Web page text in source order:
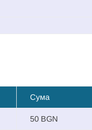
Сума
50 BGN